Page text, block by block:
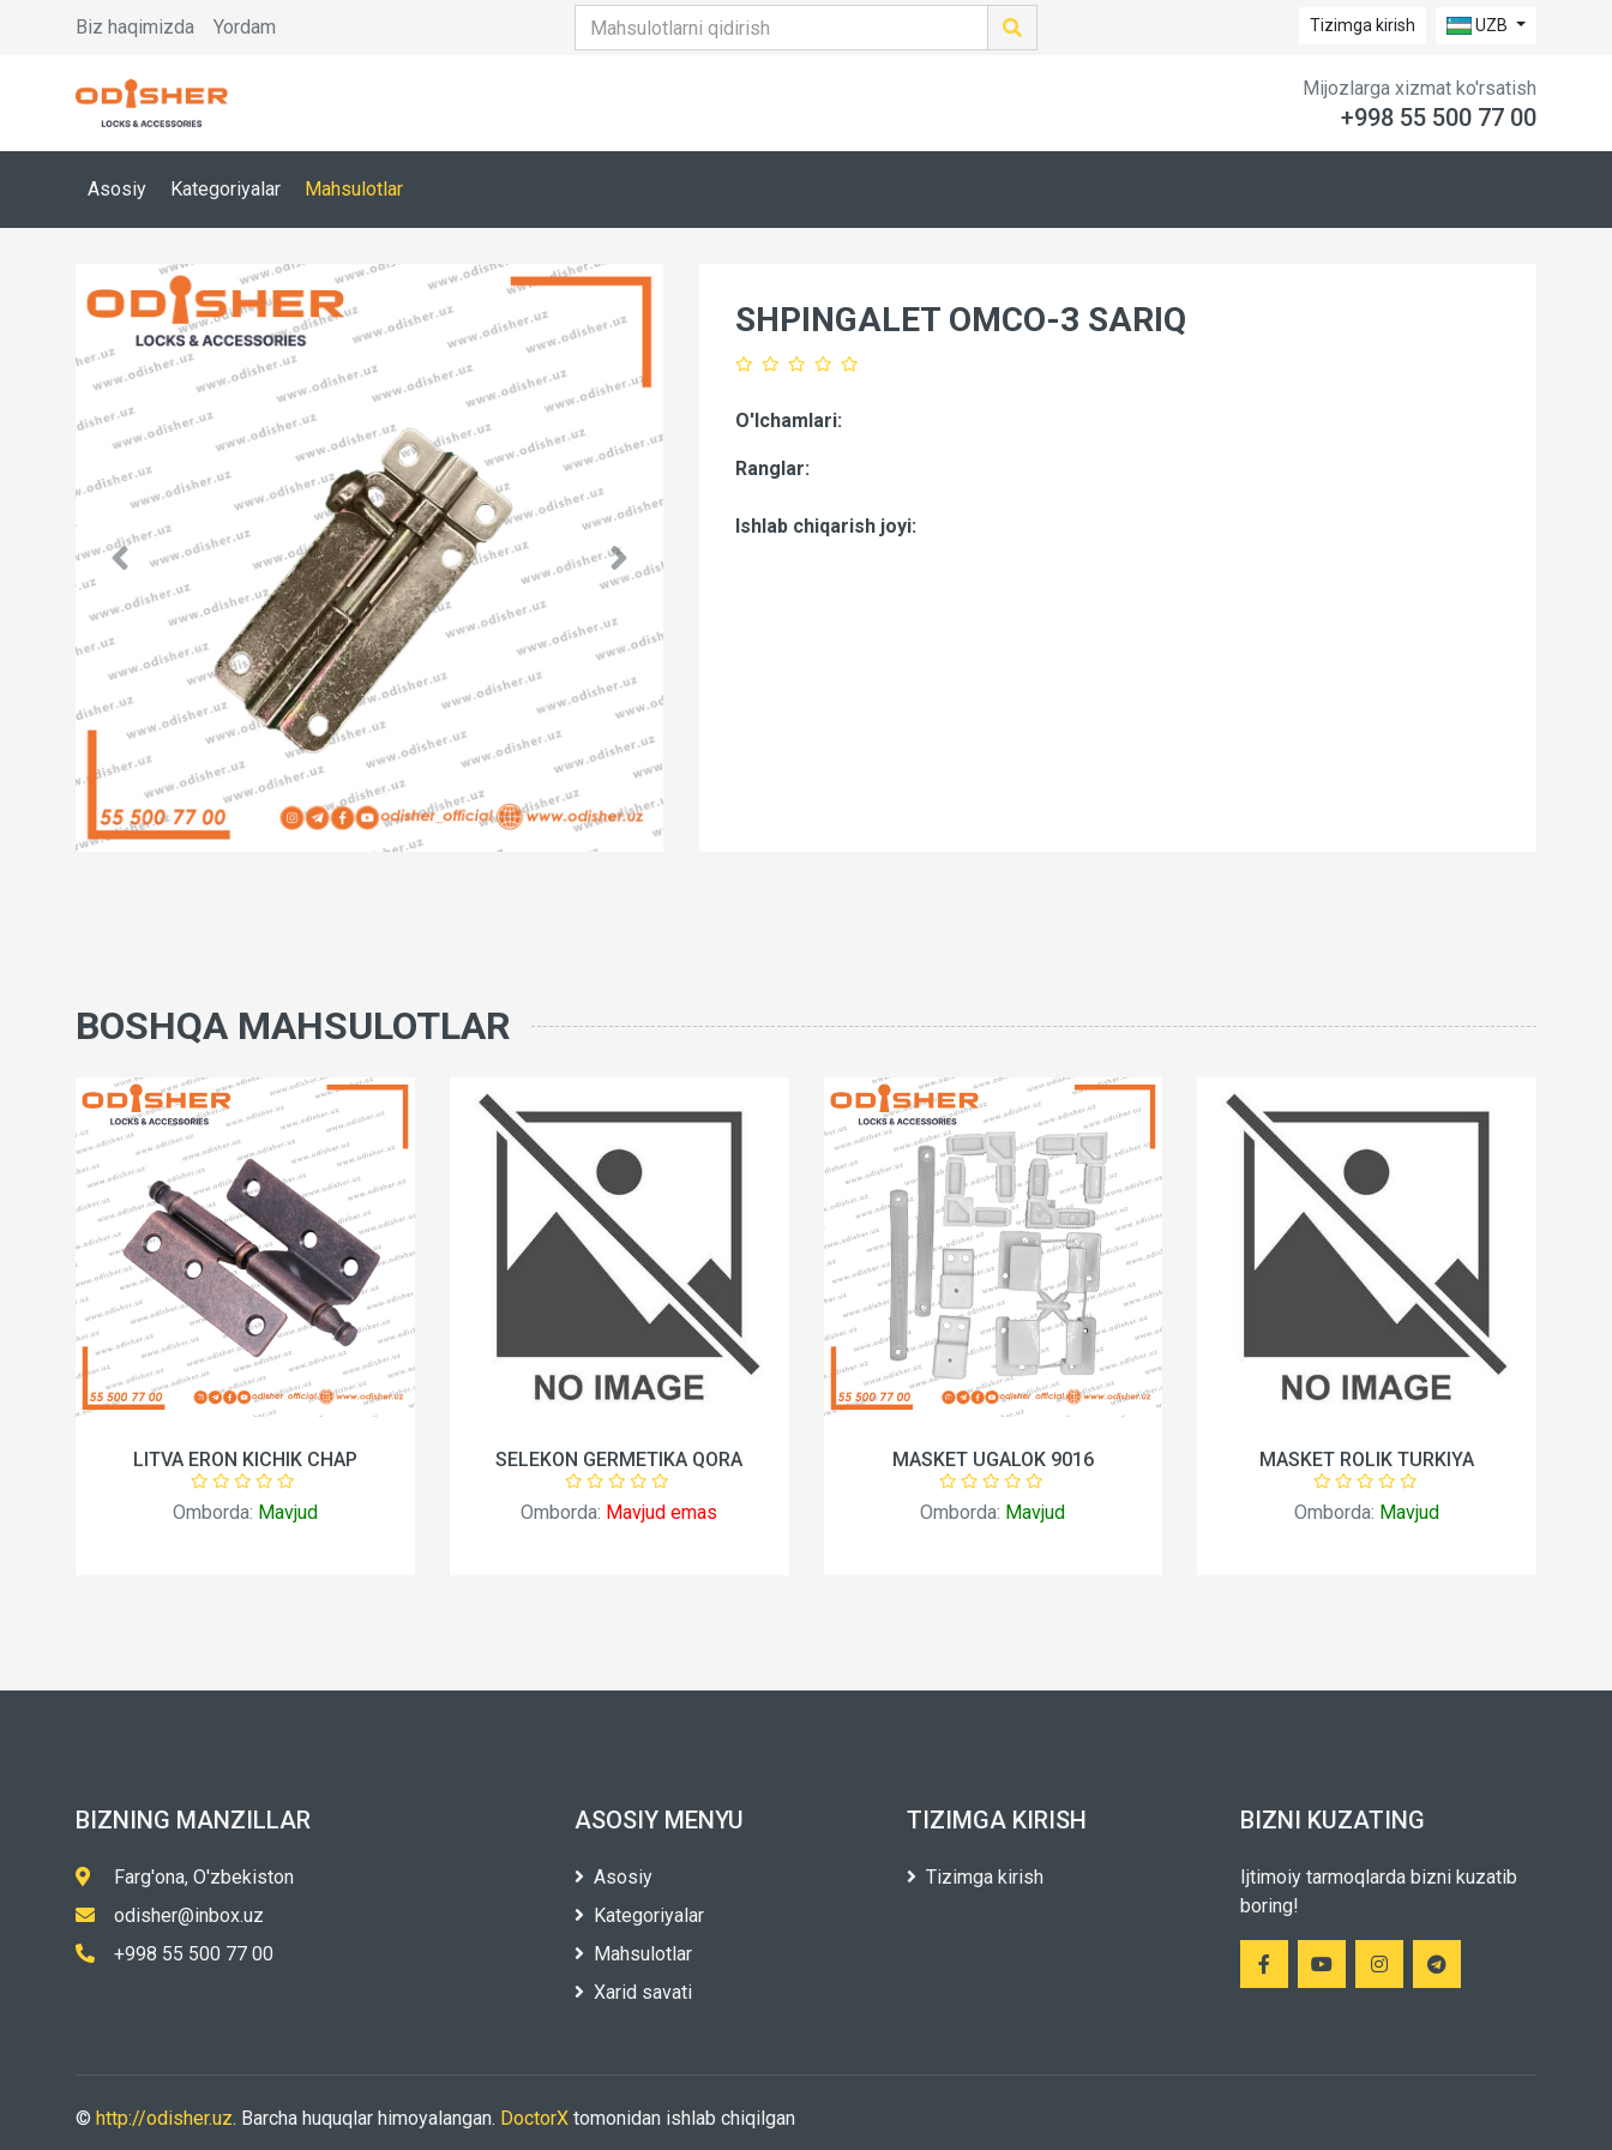
Biz haqimizda Yordam Tizimga kirish UZB
Mijozlarga xizmat ko'rsatish
+998 55 500 77 00
Asosiy Kategoriyalar Mahsulotlar
SHPINGALET OMCO-3 SARIQ
O'lchamlari:
Ranglar:
Ishlab chiqarish joyi:
BOSHQA MAHSULOTLAR
LITVA ERON KICHIK CHAP
Omborda:Mavjud
SELEKON GERMETIKA QORA
Omborda:Mavjud emas
MASKET UGALOK 9016
Omborda:Mavjud
MASKET ROLIK TURKIYA
Omborda:Mavjud
BIZNING MANZILLAR
Farg'ona, O'zbekiston
odisher@inbox.uz
+998 55 500 77 00
ASOSIY MENYU
Asosiy
Kategoriyalar
Mahsulotlar
Xarid savati
TIZIMGA KIRISH
Tizimga kirish
BIZNI KUZATING
Ijtimoiy tarmoqlarda bizni kuzatib
boring!
© http://odisher.uz. Barcha huquqlar himoyalangan. DoctorX tomonidan ishlab chiqilgan